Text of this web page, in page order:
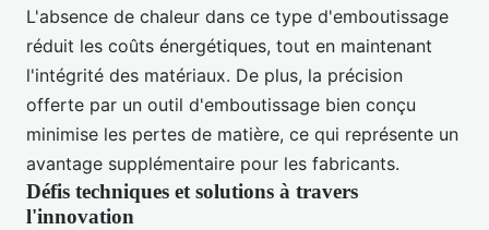
L'absence de chaleur dans ce type d'emboutissage
réduit les coûts énergétiques, tout en maintenant
l'intégrité des matériaux. De plus, la précision
offerte par un outil d'emboutissage bien conçu
minimise les pertes de matière, ce qui représente un
avantage supplémentaire pour les fabricants.
Défis techniques et solutions à travers
l'innovation